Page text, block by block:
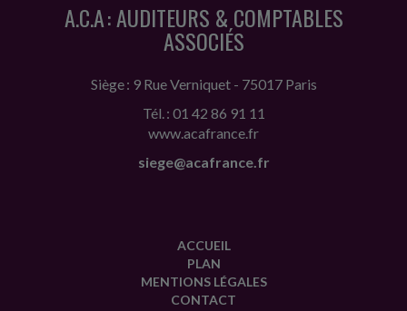
A.C.A : AUDITEURS & COMPTABLES
ASSOCIÉS
Siège : 9 Rue Verniquet - 75017 Paris
Tél. : 01 42 86 91 11
www.acafrance.fr
siege@acafrance.fr
ACCUEIL
PLAN
MENTIONS LÉGALES
CONTACT